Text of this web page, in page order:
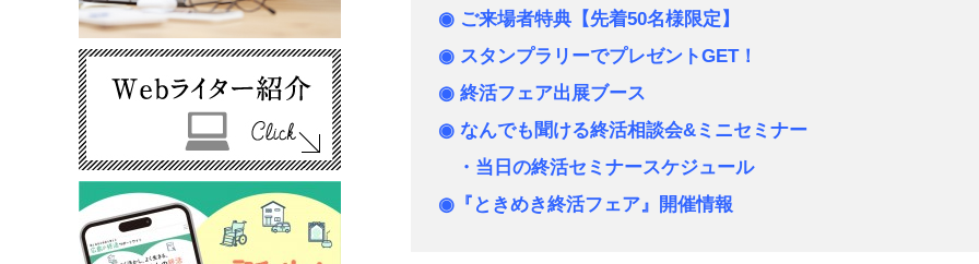
◉ ご来場者特典【先着50名様限定】
◉ スタンプラリーでプレゼントGET！
◉ 終活フェア出展ブース
◉ なんでも聞ける終活相談会&ミニセミナー
・当日の終活セミナースケジュール
◉『ときめき終活フェア』開催情報